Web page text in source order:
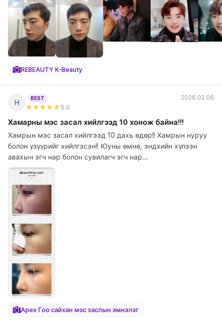
REBEAUTY K-Beauty
Н
BEST
★★★★★ 5.0
2026.02.06
Хамарны мэс засал хийлгээд 10 хонож байна!!!
Хамрын мэс засал хийлгээд 10 дахь өдөр!! Хамрын нуруу
болон үзүүрийг хийлгэсэн!! Юуны өмнө, эндхийн хүлээн
авахын эгч нар болон сувилагч эгч нар...
Apex Гоо сайхан мэс заслын эмнэлэг